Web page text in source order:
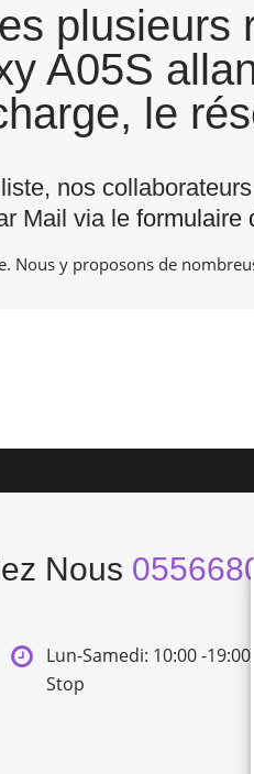
plusieurs
A05S
le
nos
Mail via le formulaire
. Nous y proposons de
Nous
Lun-Samedi: 10:00 -
Stop